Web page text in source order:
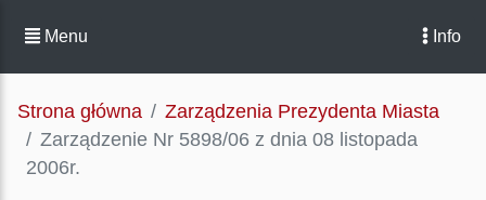
Menu Info
Strona główna
Zarządzenia Prezydenta Miasta
Zarządzenie Nr 5898/06 z dnia 08 listopada
2006r.